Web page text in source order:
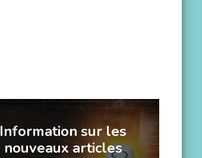
Information sur les
nouveaux articles